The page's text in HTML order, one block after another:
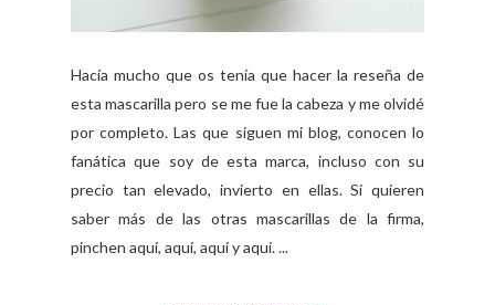
Hacía mucho que os tenía que hacer la reseña de
esta mascarilla pero se me fue la cabeza y me olvidé
por completo. Las que siguen mi blog, conocen lo
fanática que soy de esta marca, incluso con su
precio tan elevado, invierto en ellas. Si quieren
saber más de las otras mascarillas de la firma,
pinchen aquí, aquí, aquí y aquí. ...